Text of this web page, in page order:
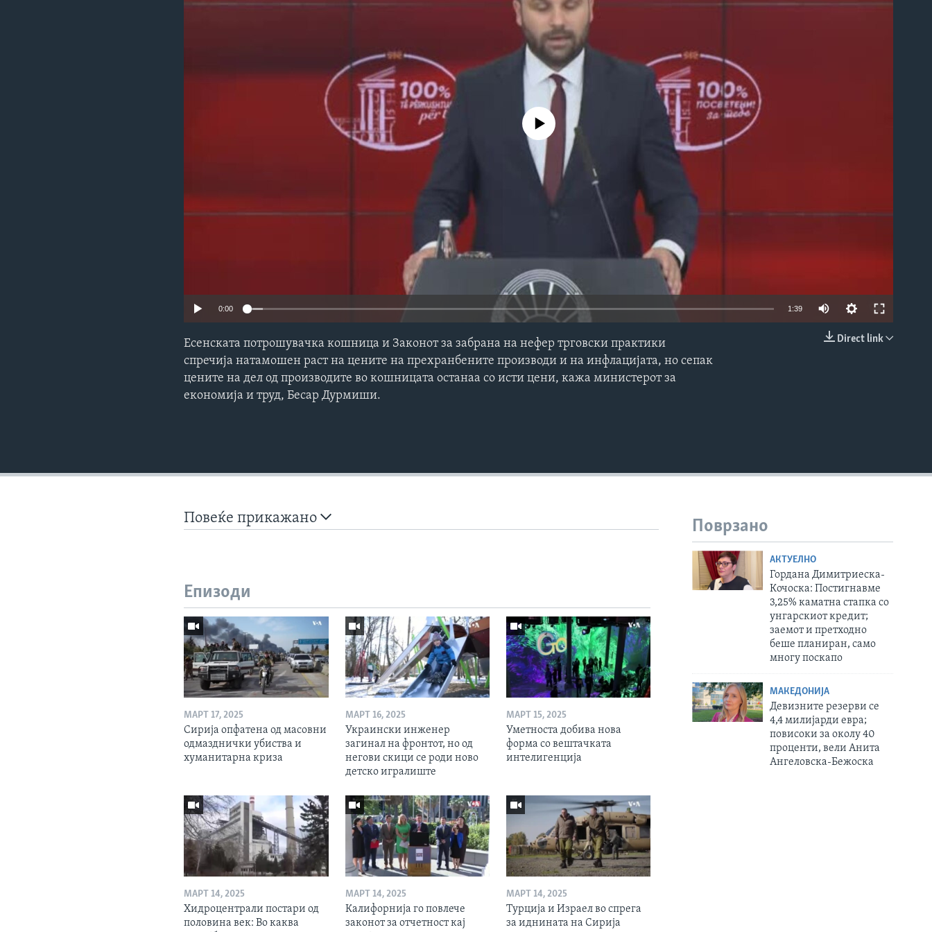
No media source currently available
0:00 1:39
Direct link
Есенската потрошувачка кошница и Законот за забрана на нефер трговски практики
спречија натамошен раст на цените на прехранбените производи и на инфлацијата, но сепак
цените на дел од производите во кошницата останаа со исти цени, кажа министерот за
економија и труд, Бесар Дурмиши.
Повеќе прикажано Поврзано
АКТУЕЛНО
Гордана Димитриеска-
Кочоска: Постигнавме
3,25% каматна стапка со
унгарскиот кредит;
заемот и претходно
беше планиран, само
многу поскапо
МАКЕДОНИЈА
Девизните резерви се
4,4 милијарди евра;
повисоки за околу 40
проценти, вели Анита
Ангеловска-Бежоска
Епизоди
МАРТ 17, 2025
Сирија опфатена од масовни
одмазднички убиства и
хуманитарна криза
МАРТ 16, 2025
Украински инженер
загинал на фронтот, но од
негови скици се роди ново
детско игралиште
МАРТ 15, 2025
Уметноста добива нова
форма со вештачката
интелигенција
МАРТ 14, 2025
Хидроцентрали постари од
половина век: Во каква
МАРТ 14, 2025
Калифорнија го повлече
законот за отчетност кај
МАРТ 14, 2025
Турција и Израел во спрега
за иднината на Сирија